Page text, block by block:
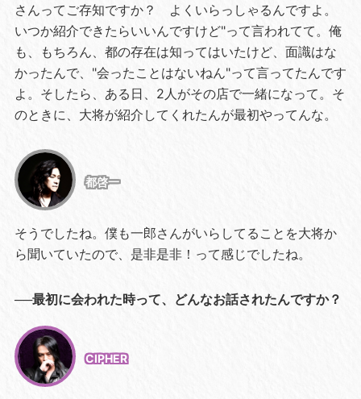
さんってご存知ですか？ よくいらっしゃるんですよ。
いつか紹介できたらいいんですけど"って言われてて。俺
も、もちろん、都の存在は知ってはいたけど、面識はな
かったんで、"会ったことはないねん"って言ってたんです
よ。そしたら、ある日、2人がその店で一緒になって。そ
のときに、大将が紹介してくれたんが最初やってんな。
都啓一
そうでしたね。僕も一郎さんがいらしてることを大将か
ら聞いていたので、是非是非！って感じでしたね。
──最初に会われた時って、どんなお話されたんですか？
CIPHER